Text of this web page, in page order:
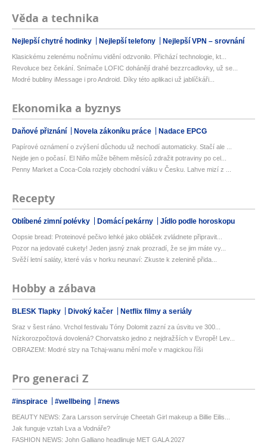
Věda a technika
Nejlepší chytré hodinky Nejlepší telefony Nejlepší VPN – srovnání
Klasickému zelenému nočnímu vidění odzvonilo. Přichází technologie, kt...
Revoluce bez čekání. Snímače LOFIC dohánějí drahé bezzrcadlovky, už se...
Modré bubliny iMessage i pro Android. Díky této aplikaci už jablíčkáři...
Ekonomika a byznys
Daňové přiznání Novela zákoníku práce Nadace EPCG
Papírové oznámení o zvýšení důchodu už nechodí automaticky. Stačí ale ...
Nejde jen o počasí. El Niňo může během měsíců zdražit potraviny po cel...
Penny Market a Coca-Cola rozjely obchodní válku v Česku. Lahve mizí z ...
Recepty
Oblíbené zimní polévky Domácí pekárny Jídlo podle horoskopu
Oopsie bread: Proteinové pečivo lehké jako obláček zvládnete připravit...
Pozor na jedovaté cukety! Jeden jasný znak prozradí, že se jim máte vy...
Svěží letní saláty, které vás v horku neunaví: Zkuste k zelenině přida...
Hobby a zábava
BLESK Tlapky Divoký kačer Netflix filmy a seriály
Sraz v šest ráno. Vrchol festivalu Tóny Dolomit zazní za úsvitu ve 300...
Nízkorozpočtová dovolená? Chorvatsko jedno z nejdražších v Evropě! Lev...
OBRAZEM: Modré slzy na Tchaj-wanu mění moře v magickou říši
Pro generaci Z
#inspirace #wellbeing #news
BEAUTY NEWS: Zara Larsson servíruje Cheetah Girl makeup a Billie Eilis...
Jak funguje vztah Lva a Vodnáře?
FASHION NEWS: John Galliano headlinuje MET GALA 2027